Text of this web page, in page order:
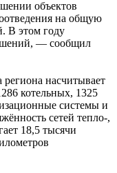
объектов
на общую
В этом году
— сообщил
насчитывает
котельных, 1325
системы и
сетей тепло-,
18,5 тысячи